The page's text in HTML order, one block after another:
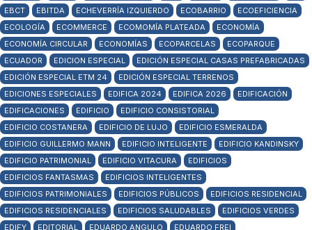
EBCT
EBITDA ECHEVERRÍA IZQUIERDO ECOBARRIO
ECOEFICIENCIA
ECOLOGÍA
ECOMMERCE ECOMOMÍA PLATEADA
ECONOMÍA
ECONOMÍA CIRCULAR
ECONOMÍAS ECOPARCELAS
ECOPARQUE
ECUADOR
EDICION ESPECIAL
EDICIÓN ESPECIAL CASAS PREFABRICADAS
EDICIÓN ESPECIAL ETM 24
EDICIÓN ESPECIAL TERRENOS
EDICIONES ESPECIALES
EDIFICA 2024 EDIFICA 2026
EDIFICACIÓN
EDIFICACIONES
EDIFICIO
EDIFICIO CONSISTORIAL
EDIFICIO COSTANERA
EDIFICIO DE LUJO
EDIFICIO ESMERALDA
EDIFICIO GUILLERMO MANN
EDIFICIO INTELIGENTE
EDIFICIO KANDINSKY
EDIFICIO PATRIMONIAL
EDIFICIO VITACURA
EDIFICIOS
EDIFICIOS FANTASMAS
EDIFICIOS INTELIGENTES
EDIFICIOS PATRIMONIALES
EDIFICIOS PÚBLICOS
EDIFICIOS RESIDENCIAL
EDIFICIOS RESIDENCIALES
EDIFICIOS SALUDABLES
EDIFICIOS VERDES
EDIFY
EDITORIAL EDUARDO ANGULO EDUARDO FREI